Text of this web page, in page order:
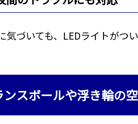
気づいても、LEDライトがつ
スボールや浮き輪の